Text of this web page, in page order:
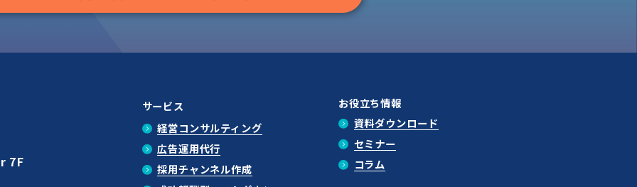
サービス
経営コンサルティング
広告運用代行
採用チャンネル作成
お役立ち情報
資料ダウンロード
セミナー
コラム
7F